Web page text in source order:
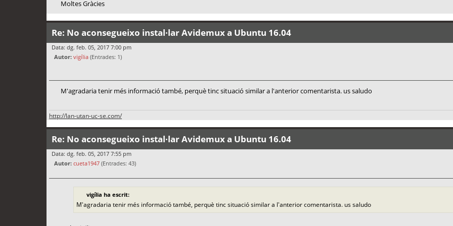
Moltes Gràcies
Re: No aconsegueixo instal·lar Avidemux a Ubuntu 16.04
Data: dg. feb. 05, 2017 7:00 pm
Autor: vigília (Entrades: 1)
M'agradaria tenir més informació també, perquè tinc situació similar a l'anterior comentarista. us saludo
http://lan-utan-uc-se.com/
Re: No aconsegueixo instal·lar Avidemux a Ubuntu 16.04
Data: dg. feb. 05, 2017 7:55 pm
Autor: cueta1947 (Entrades: 43)
vigília ha escrit:
M'agradaria tenir més informació també, perquè tinc situació similar a l'anterior comentarista. us saludo